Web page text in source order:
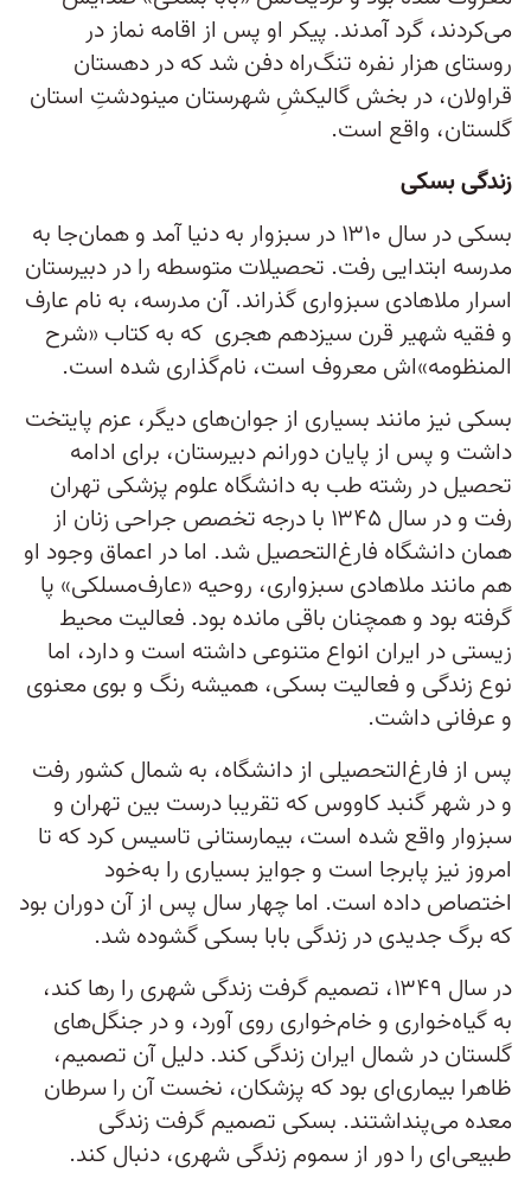
می‌کردند، گرد آمدند. پیکر او پس از اقامه نماز در
روستای هزار نفره تنگ‌راه دفن شد که در دهستان
قراولان، در بخش گالیکشِ شهرستان مینودشتِ استان
گلستان، واقع است.
زندگی بسکی
بسکی در سال ۱۳۱۰ در سبزوار به دنیا آمد و همان‌جا به
مدرسه ابتدایی رفت. تحصیلات متوسطه را در دبیرستان
اسرار ملاهادی سبزواری گذراند. آن مدرسه، به نام عارف
و فقیه شهیر قرن سیزدهم هجری که به کتاب «شرح
المنظومه»اش معروف است، نام‌گذاری شده است.
بسکی نیز مانند بسیاری از جوان‌های دیگر، عزم پایتخت
داشت و پس از پایان دورانم دبیرستان،‌ برای ادامه
تحصیل در رشته طب به دانشگاه علوم پزشکی تهران
رفت و در سال ۱۳۴۵ با درجه تخصص جراحی زنان از
همان دانشگاه فارغ‌التحصیل شد. اما در اعماق وجود او
هم مانند ملاهادی سبزواری، روحیه «عارف‌مسلکی» پا
گرفته بود و همچنان باقی مانده بود. فعالیت محیط
زیستی در ایران انواع متنوعی داشته است و دارد، اما
نوع زندگی و فعالیت بسکی، همیشه رنگ و بوی معنوی
و عرفانی داشت.
پس از فارغ‌التحصیلی از دانشگاه، به شمال کشور رفت
و در شهر گنبد کاووس که تقریبا درست بین تهران و
سبزوار واقع شده است، بیمارستانی تاسیس کرد که تا
امروز نیز پابرجا است و جوایز بسیاری را به‌خود
اختصاص داده است. اما چهار سال پس از آن دوران بود
که برگ جدیدی در زندگی بابا بسکی گشوده شد.
در سال ۱۳۴۹، تصمیم گرفت زندگی شهری را رها کند،
به گیاه‌خواری و خام‌خواری روی آورد، و در جنگل‌های
گلستان در شمال ایران زندگی کند. دلیل آن تصمیم،
ظاهرا بیماری‌ای بود که پزشکان، نخست آن را سرطان
معده می‌پنداشتند. بسکی تصمیم گرفت زندگی
طبیعی‌ای را دور از سموم زندگی شهری، دنبال کند.